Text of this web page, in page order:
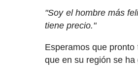
"Soy el hombre más
tiene precio."
Esperamos que
que en su región se